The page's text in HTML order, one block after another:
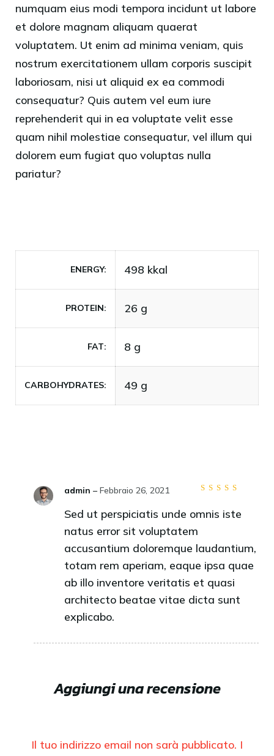
numquam eius modi tempora incidunt ut labore
et dolore magnam aliquam quaerat
voluptatem. Ut enim ad minima veniam, quis
nostrum exercitationem ullam corporis suscipit
laboriosam, nisi ut aliquid ex ea commodi
consequatur? Quis autem vel eum iure
reprehenderit qui in ea voluptate velit esse
quam nihil molestiae consequatur, vel illum qui
dolorem eum fugiat quo voluptas nulla
pariatur?
ENERGY 498 kkal
PROTEIN 26 g
FAT 8 g
CARBOHYDRATES 49 g
su 5
admin – Febbraio 26, 2021
Sed ut perspiciatis unde omnis iste
natus error sit voluptatem
accusantium doloremque laudantium,
totam rem aperiam, eaque ipsa quae
ab illo inventore veritatis et quasi
architecto beatae vitae dicta sunt
explicabo.
Aggiungi una recensione
Il tuo indirizzo email non sarà pubblicato. I